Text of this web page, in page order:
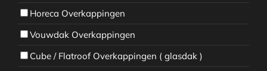
Horeca Overkappingen
Vouwdak Overkappingen
Cube / Flatroof Overkappingen ( glasdak )